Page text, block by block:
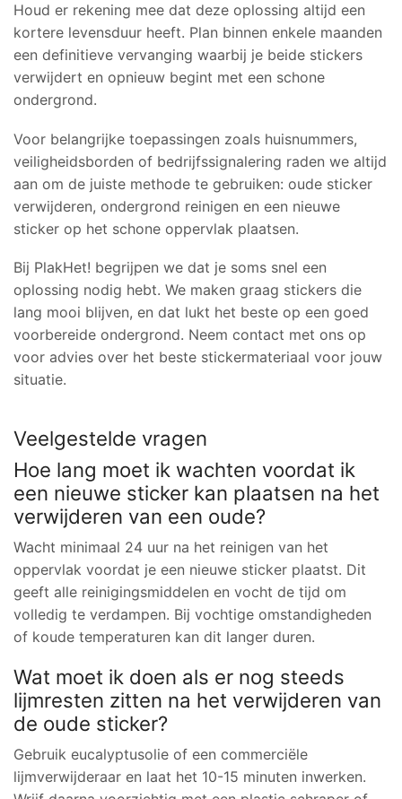
Houd er rekening mee dat deze oplossing altijd een
kortere levensduur heeft. Plan binnen enkele maanden
een definitieve vervanging waarbij je beide stickers
verwijdert en opnieuw begint met een schone
ondergrond.
Voor belangrijke toepassingen zoals huisnummers,
veiligheidsborden of bedrijfssignalering raden we altijd
aan om de juiste methode te gebruiken: oude sticker
verwijderen, ondergrond reinigen en een nieuwe
sticker op het schone oppervlak plaatsen.
Bij PlakHet! begrijpen we dat je soms snel een
oplossing nodig hebt. We maken graag stickers die
lang mooi blijven, en dat lukt het beste op een goed
voorbereide ondergrond. Neem contact met ons op
voor advies over het beste stickermateriaal voor jouw
situatie.
Veelgestelde vragen
Hoe lang moet ik wachten voordat ik
een nieuwe sticker kan plaatsen na het
verwijderen van een oude?
Wacht minimaal 24 uur na het reinigen van het
oppervlak voordat je een nieuwe sticker plaatst. Dit
geeft alle reinigingsmiddelen en vocht de tijd om
volledig te verdampen. Bij vochtige omstandigheden
of koude temperaturen kan dit langer duren.
Wat moet ik doen als er nog steeds
lijmresten zitten na het verwijderen van
de oude sticker?
Gebruik eucalyptusolie of een commerciële
lijmverwijderaar en laat het 10-15 minuten inwerken.